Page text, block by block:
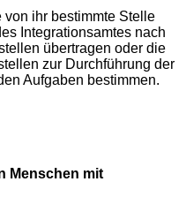
ihr bestimmte Stelle
Integrationsamtes nach
übertragen oder die
zur Durchführung der
Aufgaben bestimmen.
Menschen mit